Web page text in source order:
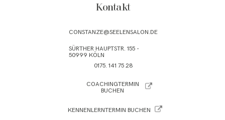
Kontakt
CONSTANZE@SEELENSALON.DE
SÜRTHER HAUPTSTR. 155 -
50999 KÖLN
0175. 141 75 28
COACHINGTERMIN
BUCHEN
KENNENLERNTERMIN BUCHEN